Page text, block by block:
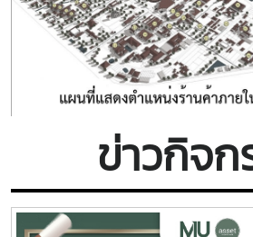
ข่าวกิจก